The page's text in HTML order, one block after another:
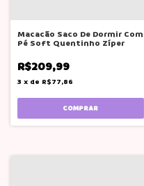
Macacão Saco De Dormir Com
Pé Soft Quentinho Zíper
R$209,99
3 x de R$77,86
COMPRAR